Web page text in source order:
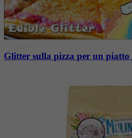
Glitter sulla pizza per un